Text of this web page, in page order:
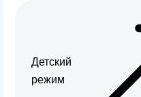
Детский
режим